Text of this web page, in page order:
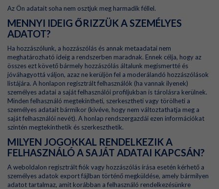
Az Ön adatait soha nem osztjuk meg harmadik féllel.
MENNYI IDEIG ŐRIZZÜK A SZEMÉLYES
ADATOT?
Ha hozzászólunk, a hozzászólás és annak metaadatai nem
meghatározható ideig a rendszerben maradnak. Ennek célja, hogy az
összes ezt követő bármely hozzászólás általunk megismertté és
jóváhagyottá váljon, azaz ne kerüljön fel a moderálandó hozzászólások
listájára. A honlapon regisztrált felhasználók (ha vannak ilyenek)
személyes adatai a saját felhasználói profiljukban is tárolásra kerülnek.
Minden felhasználó megtekintheti, szerkesztheti vagy törölheti a
személyes adatait bármikor (kivéve, hogy nem változtathatja meg a
saját felhasználói nevét). A honlap rendszergazdái ezen információkat
szintén megtekinthetik és szerkeszthetik.
MILYEN JOGOKKAL RENDELKEZIK A
FELHASZNÁLÓ A SAJÁT ADATAI KAPCSÁN?
A weboldalon regisztrált fiók vagy hozzászólás írása esetén kérhető a
személyes adatok export fájlban történő megküldése, amely bármilyen
adatot tartalmaz, amit korábban a felhasználó rendelkezésünkre